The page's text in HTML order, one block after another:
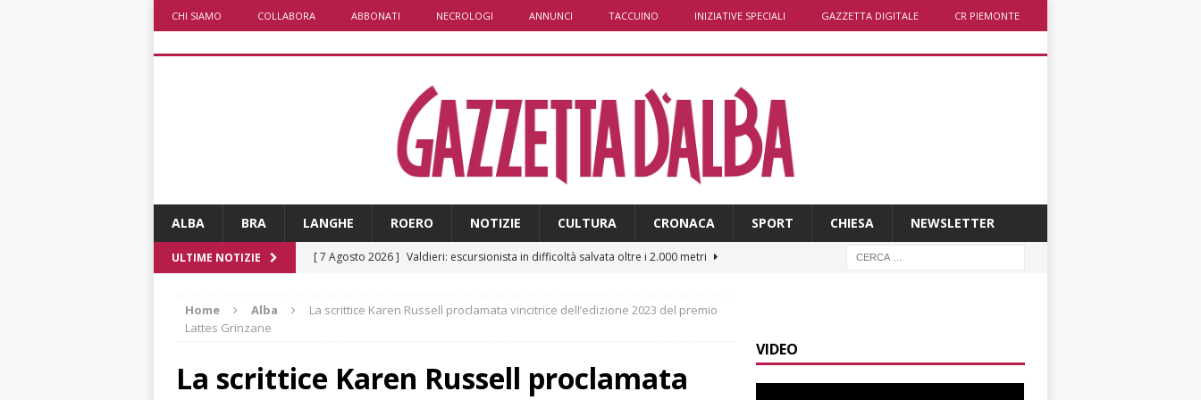
CHI SIAMO COLLABORA ABBONATI NECROLOGI ANNUNCI TACCUINO INIZIATIVE SPECIALI GAZZETTA DIGITALE CR PIEMONTE
ALBA BRA LANGHE ROERO NOTIZIE CULTURA CRONACA SPORT CHIESA NEWSLETTER
ULTIME NOTIZIE [ 7 Agosto 2026 ] Valdieri: escursionista in difficoltà salvata oltre i 2.000 metri
[ 7 Agosto 2026 ] Caso Galeasso in Comune ad Alba, per la Lega le dimissioni
[ 7 Agosto 2026 ] ITINERARI / La ciclabile del Ponente ligure sui vecchi binari
Home Alba
La scrittice Karen Russell proclamata vincitrice dell’edizione 2023 del premio
Lattes Grinzane
La scrittice Karen Russell proclamata
VIDEO